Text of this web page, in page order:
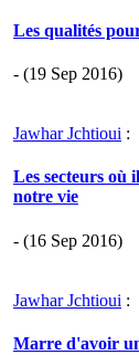
Les qualités
- (19 Sep 2016)
Jawhar Jchtioui :
Les secteurs
notre vie
- (16 Sep 2016)
Jawhar Jchtioui :
Marre d'avoir